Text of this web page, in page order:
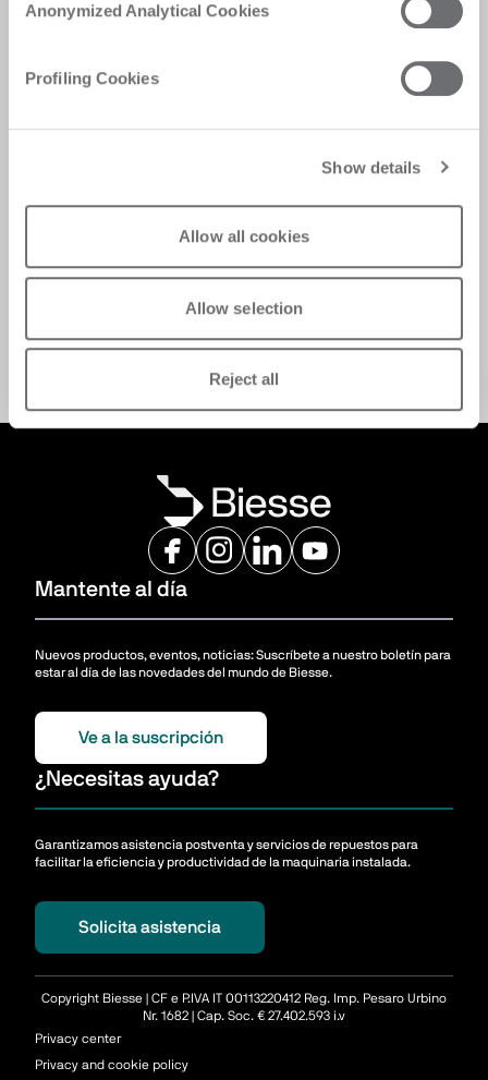
Anonymized Analytical Cookies
Profiling Cookies
Show details
Allow all cookies
Allow selection
Reject all
Aproveche ofertas exclusivas en repuestos
sus equipos Biesse.
Mantente al día
Nuevos productos, eventos, noticias: Suscríbete a nuestro boletín para
estar al día de las novedades del mundo de Biesse.
Ve a la suscripción
¿Necesitas ayuda?
Garantizamos asistencia postventa y servicios de repuestos para
facilitar la eficiencia y productividad de la maquinaria instalada.
Solicita asistencia
Copyright Biesse | CF e P.IVA IT 00113220412 Reg. Imp. Pesaro Urbino
Nr. 1682 | Cap. Soc. € 27.402.593 i.v
Privacy center
Privacy and cookie policy